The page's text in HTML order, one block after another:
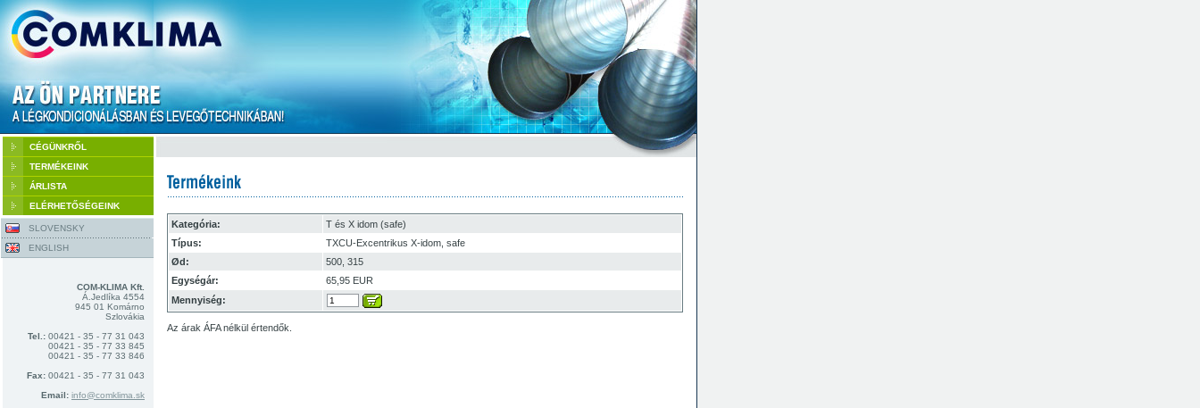
CÉGÜNKRŐL
TERMÉKEINK
ÁRLISTA
ELÉRHETŐSÉGEINK
SLOVENSKY
ENGLISH
COM-KLIMA Kft.
Á.Jedlíka 4554
945 01 Komárno
Szlovákia
Tel.: 00421 - 35 - 77 31 043
00421 - 35 - 77 33 845
00421 - 35 - 77 33 846
Fax: 00421 - 35 - 77 31 043
Email: info@comklima.sk
Kategória:
T és X idom (safe)
Típus:
TXCU-Excentrikus X-idom, safe
Ød:
500, 315
Egységár:
65,95 EUR
Mennyiség:
Az árak ÁFA nélkül értendők.